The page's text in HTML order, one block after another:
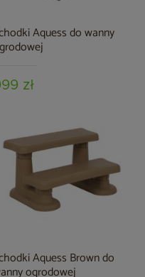
Aquess do wanny
zł
Aquess Brown do
ogrodowej